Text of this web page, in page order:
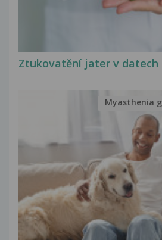
Ztukovatění jater v datech
Myasthenia